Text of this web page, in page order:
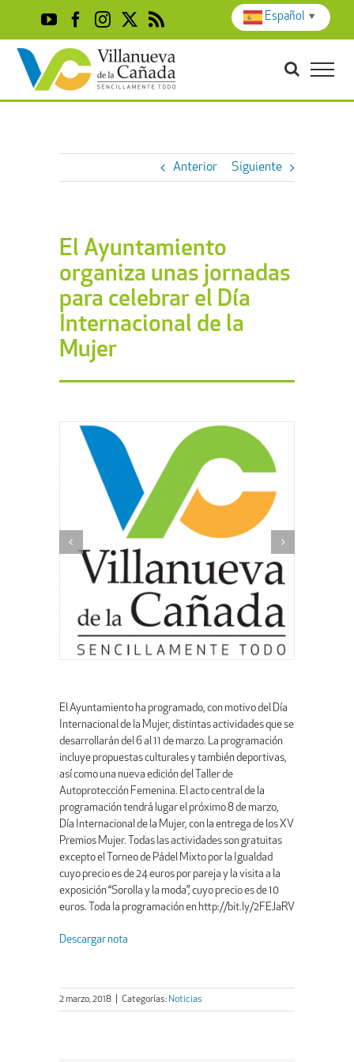
content
YouTubeFacebook
Instagram
X Rss
Anterior Siguiente
El Ayuntamiento
organiza unas jornadas
para celebrar el Día
Internacional de la
Mujer
El Ayuntamiento ha programado, con motivo del Día
Internacional de la Mujer, distintas actividades que se
desarrollarán del 6 al 11 de marzo. La programación
incluye propuestas culturales y también deportivas,
así como una nueva edición del Taller de
Autoprotección Femenina. El acto central de la
programación tendrá lugar el próximo 8 de marzo,
Día Internacional de la Mujer, con la entrega de los XV
Premios Mujer. Todas las actividades son gratuitas
excepto el Torneo de Pádel Mixto por la Igualdad
cuyo precio es de 24 euros por pareja y la visita a la
exposición “Sorolla y la moda”, cuyo precio es de 10
euros. Toda la programación en http://bit.ly/2FEJaRV
Descargar nota
2 marzo, 2018 Categorías: Noticias
Español ▼